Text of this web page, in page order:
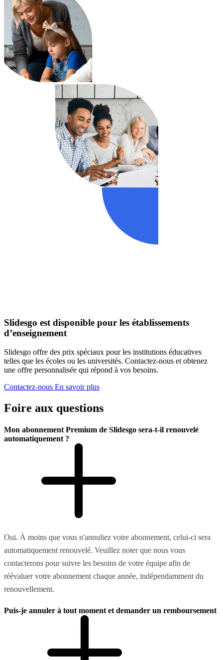
Slidesgo est disponible pour les établissements
d’enseignement
Slidesgo offre des prix spéciaux pour les institutions éducatives
telles que les écoles ou les universités. Contactez-nous et obtenez
une offre personnalisée qui répond à vos besoins.
Contactez-nous En savoir plus
Foire aux questions
Mon abonnement Premium de Slidesgo sera-t-il renouvelé
automatiquement ?
Oui. À moins que vous n'annuliez votre abonnement, celui-ci sera
automatiquement renouvelé. Veuillez noter que nous vous
contacterons pour suivre les besoins de votre équipe afin de
réévaluer votre abonnement chaque année, indépendamment du
renouvellement.
Puis-je annuler à tout moment et demander un remboursement